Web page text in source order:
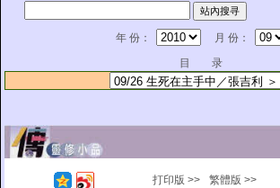
年 份：
月 份：
目 录
打印版 >> 繁體版 >>